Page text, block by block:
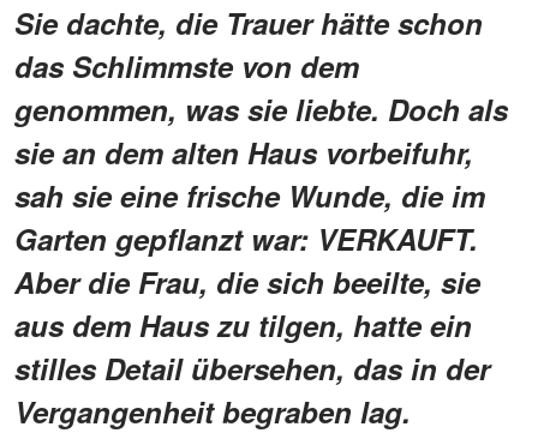
Sie dachte, die Trauer hätte schon
das Schlimmste von dem
genommen, was sie liebte. Doch als
sie an dem alten Haus vorbeifuhr,
sah sie eine frische Wunde, die im
Garten gepflanzt war: VERKAUFT.
Aber die Frau, die sich beeilte, sie
aus dem Haus zu tilgen, hatte ein
stilles Detail übersehen, das in der
Vergangenheit begraben lag.